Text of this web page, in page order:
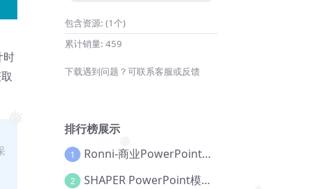
❅
时
包含资源: (1个)
累计销量: 459
下载遇到问题？可联系客服或反馈
排行榜展示
1 Ronni-商业PowerPoint模板【Dc-0077】
2 SHAPER PowerPoint模板【Dc-0184】